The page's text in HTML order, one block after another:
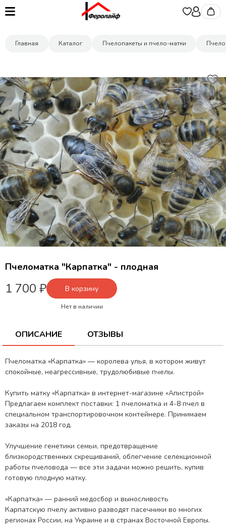
Главная Каталог Пчелопакеты и пчело-матки
Пчеломатка "Карпатка" - плодная
1 700 ₽ В корзину
Нет в наличии
ОПИСАНИЕ ОТЗЫВЫ
Пчеломатка «Карпатка» — королева улья, в котором живут
спокойные, неагрессивные, трудолюбивые пчелы.
Купить матку «Карпатка» в интернет-магазине «Апистрой»
Предлагаем комплект поставки: 1 пчеломатка и 4-8 пчел в
специальном транспортировочном контейнере. Принимаем
заказы на 2018 год.
Улучшение генетики семьи, предотвращение
близкородственных скрещиваний, облегчение селекционной
работы пчеловода — все эти задачи можно решить, купив
готовую плодную матку.
«Карпатка» — ранний медосбор и выносливость
Карпатскую пчелу активно разводят пасечники во многих
регионах России, на Украине и в странах Восточной Европы.